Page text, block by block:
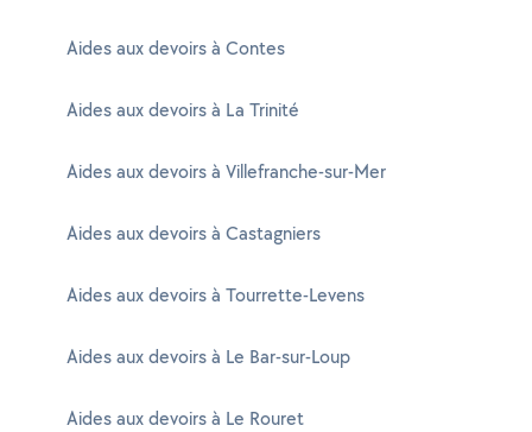
Aides aux devoirs à Contes
Aides aux devoirs à La Trinité
Aides aux devoirs à Villefranche-sur-Mer
Aides aux devoirs à Castagniers
Aides aux devoirs à Tourrette-Levens
Aides aux devoirs à Le Bar-sur-Loup
Aides aux devoirs à Le Rouret